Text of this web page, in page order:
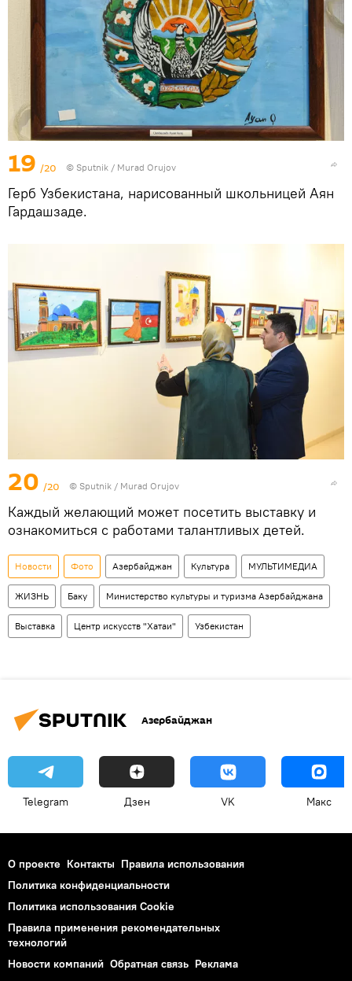
19 /20 © Sputnik / Murad Orujov
Герб Узбекистана, нарисованный школьницей Аян
Гардашзаде.
20 /20 © Sputnik / Murad Orujov
Каждый желающий может посетить выставку и
ознакомиться с работами талантливых детей.
Новости Фото Азербайджан Культура МУЛЬТИМЕДИА
ЖИЗНЬ Баку Министерство культуры и туризма Азербайджана
Выставка Центр искусств "Хатаи" Узбекистан
Азербайджан
Telegram Дзен VK Макс
О проекте Контакты Правила использования
Политика конфиденциальности
Политика использования Cookie
Правила применения рекомендательных
технологий
Новости компаний Обратная связь Реклама